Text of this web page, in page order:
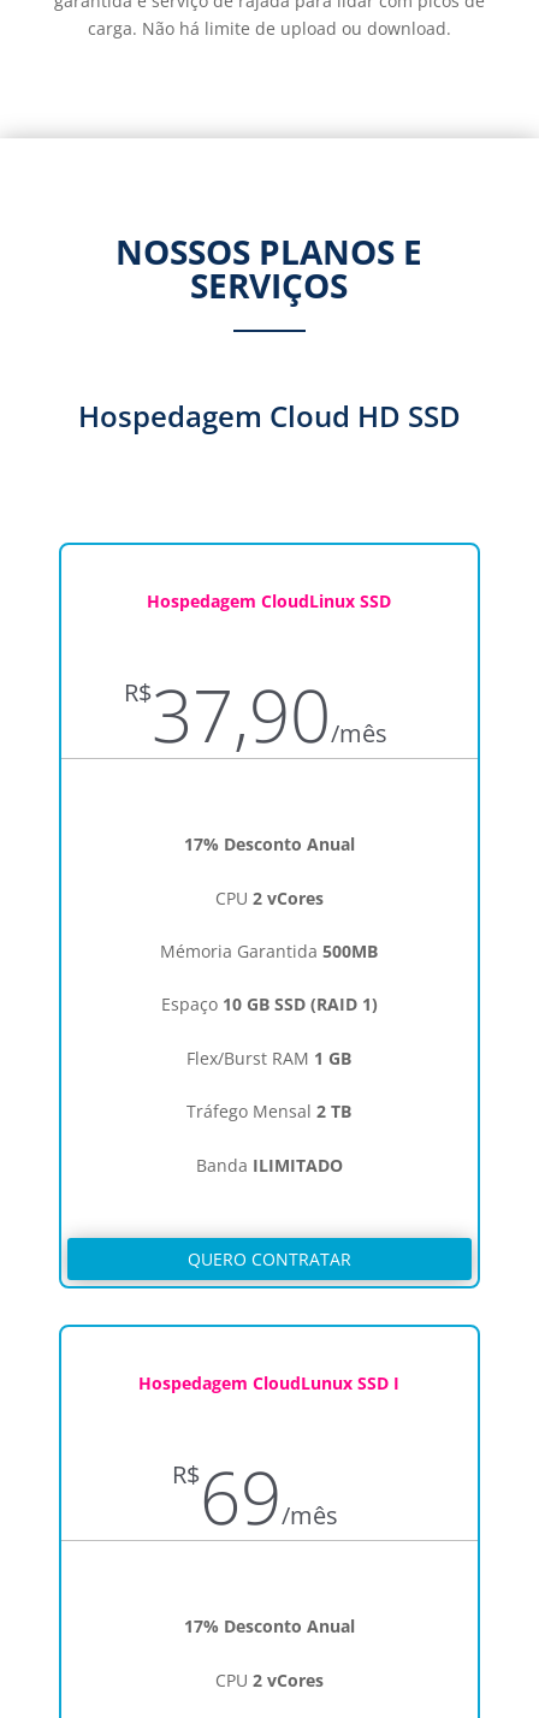
carga. Não há limite de upload ou download.
NOSSOS PLANOS E
SERVIÇOS
Hospedagem Cloud HD SSD
Hospedagem CloudLinux SSD
R$37,90/mês
17% Desconto Anual
CPU 2 vCores
Mémoria Garantida 500MB
Espaço10 GB SSD (RAID 1)
Flex/Burst RAM 1 GB
Tráfego Mensal 2 TB
Banda ILIMITADO
QUERO CONTRATAR
Hospedagem CloudLunux SSD I
R$69/mês
17% Desconto Anual
CPU 2 vCores